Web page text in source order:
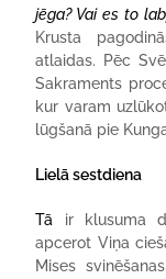
jēga? Vai es to
Krusta
atlaidas. Pēc
Sakraments
kur varam
lūgšanā pie
Lielā sestdiena
Tā ir klusuma
apcerot Viņa
Mises